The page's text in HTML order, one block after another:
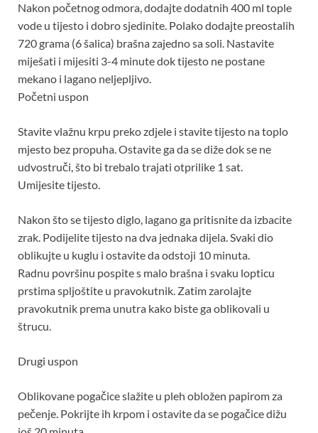
Nakon početnog odmora, dodajte dodatnih 400 ml tople
vode u tijesto i dobro sjedinite. Polako dodajte preostalih
720 grama (6 šalica) brašna zajedno sa soli. Nastavite
miješati i mijesiti 3-4 minute dok tijesto ne postane
mekano i lagano neljepljivo.
Početni uspon
Stavite vlažnu krpu preko zdjele i stavite tijesto na toplo
mjesto bez propuha. Ostavite ga da se diže dok se ne
udvostruči, što bi trebalo trajati otprilike 1 sat.
Umijesite tijesto.
Nakon što se tijesto diglo, lagano ga pritisnite da izbacite
zrak. Podijelite tijesto na dva jednaka dijela. Svaki dio
oblikujte u kuglu i ostavite da odstoji 10 minuta.
Radnu površinu pospite s malo brašna i svaku lopticu
prstima spljoštite u pravokutnik. Zatim zarolajte
pravokutnik prema unutra kako biste ga oblikovali u
štrucu.
Drugi uspon
Oblikovane pogačice slažite u pleh obložen papirom za
pečenje. Pokrijte ih krpom i ostavite da se pogačice dižu